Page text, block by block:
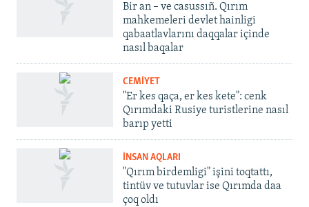
Bir an – ve casussıñ. Qırım
mahkemeleri devlet hainligi
qabaatlavlarını daqqalar içinde
nasıl baqalar
CEMİYET
"Er kes qaça, er kes kete": cenk
Qırımdaki Rusiye turistlerine nasıl
barıp yetti
İNSAN AQLARI
"Qırım birdemligi" işini toqtattı,
tintüv ve tutuvlar ise Qırımda daa
çoq oldı